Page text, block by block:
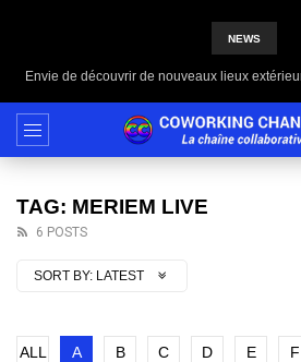
NEWS
Envie de découvrir de nouveaux lieux
TAG: MERIEM LIVE
6 POSTS
SORT BY: LATEST
ALL A B C D E F